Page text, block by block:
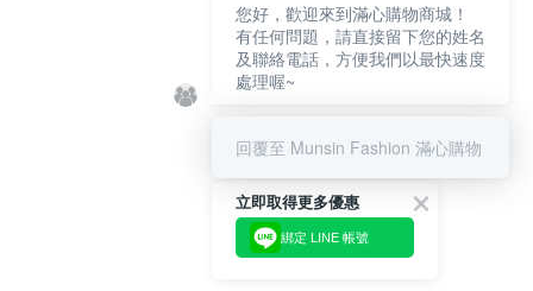
立即取得更多優惠
綁定 LINE 帳號
您好，歡迎來到滿心購物商城！
有任何問題，請直接留下您的姓名
及聯絡電話，方便我們以最快速度
處理喔~
回覆至 Munsin Fashion 滿心購物